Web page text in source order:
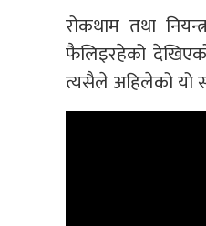
रोकथाम तथा
फैलिइरहेको
त्यसैले अहिलेको यो